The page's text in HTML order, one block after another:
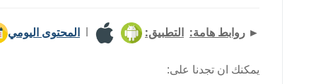
► روابط هامة: التطبيق: المحتوى اليومي
يمكنك ان تجدنا على: